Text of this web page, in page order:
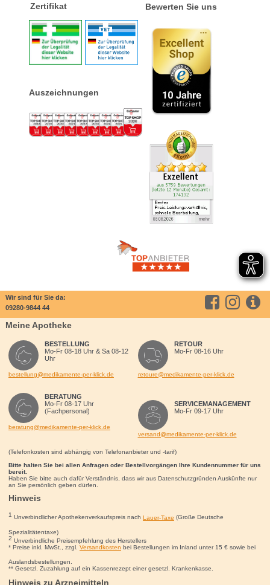
Zertifikat
Auszeichnungen
Bewerten Sie uns
Wir sind für Sie da:
09280-9844 44
Meine Apotheke
BESTELLUNG
Mo-Fr 08-18 Uhr & Sa 08-12
Uhr
bestellung@medikamente-per-klick.de
BERATUNG
Mo-Fr 08-17 Uhr
(Fachpersonal)
beratung@medikamente-per-klick.de
RETOUR
Mo-Fr 08-16 Uhr
retoure@medikamente-per-klick.de
SERVICEMANAGEMENT
Mo-Fr 09-17 Uhr
versand@medikamente-per-klick.de
(Telefonkosten sind abhängig von Telefonanbieter und -tarif)
Bitte halten Sie bei allen Anfragen oder Bestellvorgängen Ihre Kundennummer für uns
bereit.
Haben Sie bitte auch dafür Verständnis, dass wir aus Datenschutzgründen Auskünfte nur
an Sie persönlich geben dürfen.
Hinweis
1 Unverbindlicher Apothekenverkaufspreis nach Lauer-Taxe (Große Deutsche
Spezialitätentaxe)
2 Unverbindliche Preisempfehlung des Herstellers
* Preise inkl. MwSt., zzgl. Versandkosten bei Bestellungen im Inland unter 15 €sowie bei
Auslandsbestellungen.
** Gesetzl. Zuzahlung auf ein Kassenrezept einer gesetzl. Krankenkasse.
Hinweis zu Arzneimitteln